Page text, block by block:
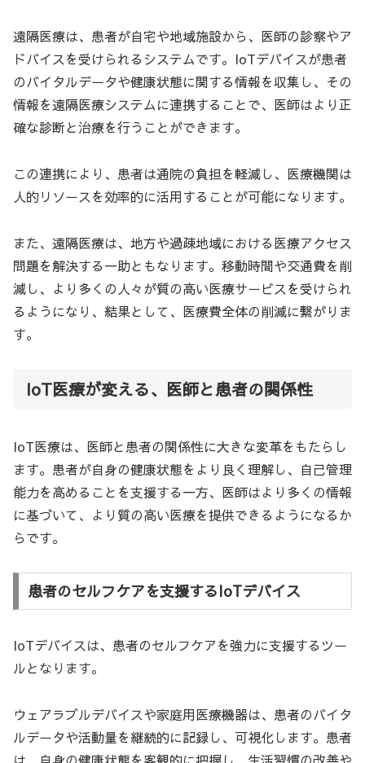
遠隔医療は、患者が自宅や地域施設から、医師の診察やア
ドバイスを受けられるシステムです。IoTデバイスが患者
のバイタルデータや健康状態に関する情報を収集し、その
情報を遠隔医療システムに連携することで、医師はより正
確な診断と治療を行うことができます。
この連携により、患者は通院の負担を軽減し、医療機関は
人的リソースを効率的に活用することが可能になります。
また、遠隔医療は、地方や過疎地域における医療アクセス
問題を解決する一助ともなります。移動時間や交通費を削
減し、より多くの人々が質の高い医療サービスを受けられ
るようになり、結果として、医療費全体の削減に繋がりま
す。
IoT医療が変える、医師と患者の関係性
IoT医療は、医師と患者の関係性に大きな変革をもたらし
ます。患者が自身の健康状態をより良く理解し、自己管理
能力を高めることを支援する一方、医師はより多くの情報
に基づいて、より質の高い医療を提供できるようになるか
らです。
患者のセルフケアを支援するIoTデバイス
IoTデバイスは、患者のセルフケアを強力に支援するツー
ルとなります。
ウェアラブルデバイスや家庭用医療機器は、患者のバイタ
ルデータや活動量を継続的に記録し、可視化します。患者
は、自身の健康状態を客観的に把握し、生活習慣の改善や